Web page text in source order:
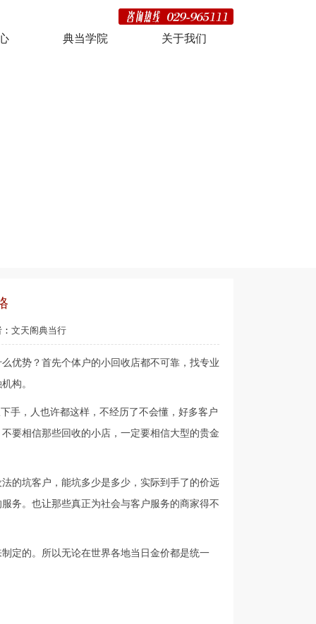
典当学院 关于我们
文天阁典当行
优势？首先个体户的小回收店都不可靠，找专业
构。
手，人也许都这样，不经历了不会懂，好多客户
要相信那些回收的小店，一定要相信大型的贵金
的坑客户，能坑多少是多少，实际到手了的价远
务。也让那些真正为社会与客户服务的商家得不
定的。所以无论在世界各地当日金价都是统一